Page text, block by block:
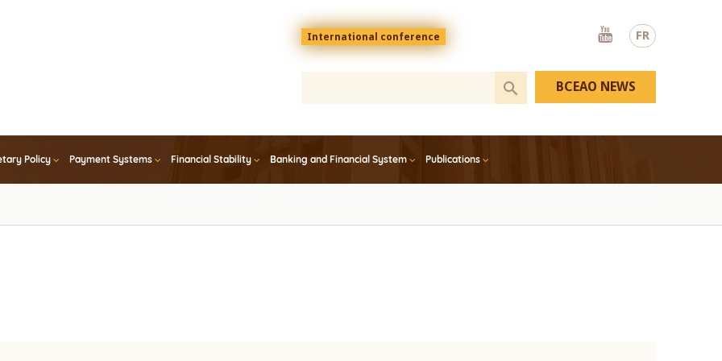
FR
Menu
top
En
International conference
Youtube
Policy Payment Systems Financial Stability Banking and Financial System Publications
BCEAO NEWS